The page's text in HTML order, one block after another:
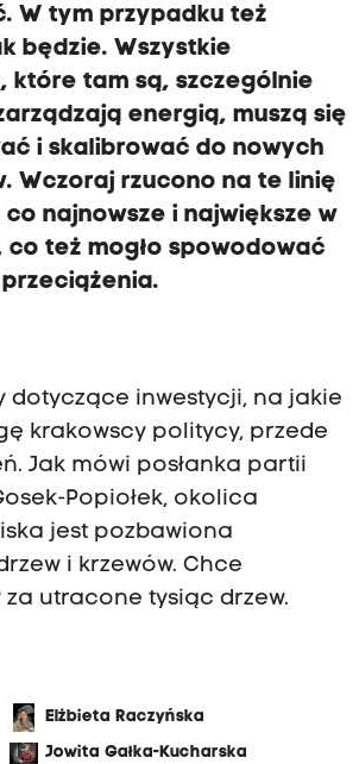
W tym przypadku też
będzie. Wszystkie
które tam są, szczególnie
energią, muszą się
i skalibrować do nowych
Wczoraj rzucono na te linię
najnowsze i największe w
co też mogło spowodować
dotyczące inwestycji, na jakie
krakowscy politycy, przede
Jak mówi posłanka partii
Popiołek, okolica
jest pozbawiona
i krzewów. Chce
utracone tysiąc drzew.
Elżbieta Raczyńska
Jowita Gałka-Kucharska